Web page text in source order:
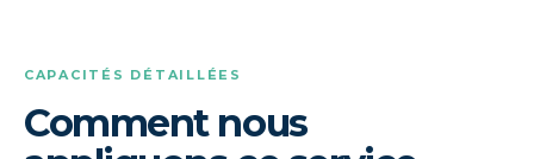
CAPACITÉS DÉTAILLÉES
Comment nous